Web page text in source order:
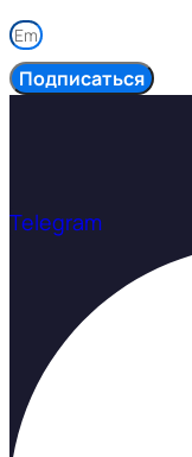
Подписаться
Telegram